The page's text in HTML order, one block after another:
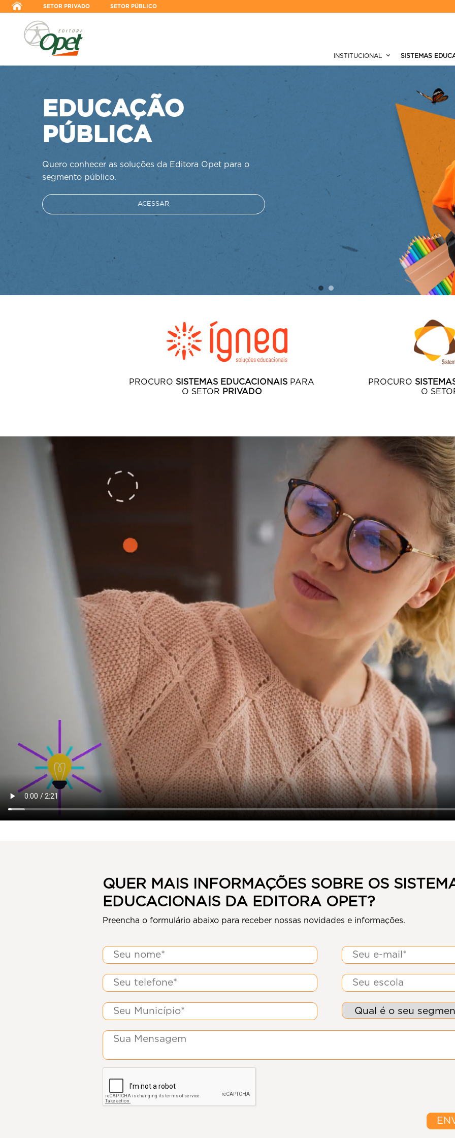
SETOR PRIVADO SETOR PÚBLICO
INSTITUCIONAL SISTEMAS
EDUCAÇÃO
PÚBLICA
Quero conhecer as soluções da Editora Opet para o
segmento público.
ACESSAR
COMO PODEMOS TE
PROCURO SISTEMAS EDUCACIONAIS PARA
O SETOR PRIVADO
PROCURO
O
QUER MAIS INFORMAÇÕES SOBRE OS
EDUCACIONAIS DA EDITORA OPET?
Preencha o formulário abaixo para receber nossas novidades e informações.